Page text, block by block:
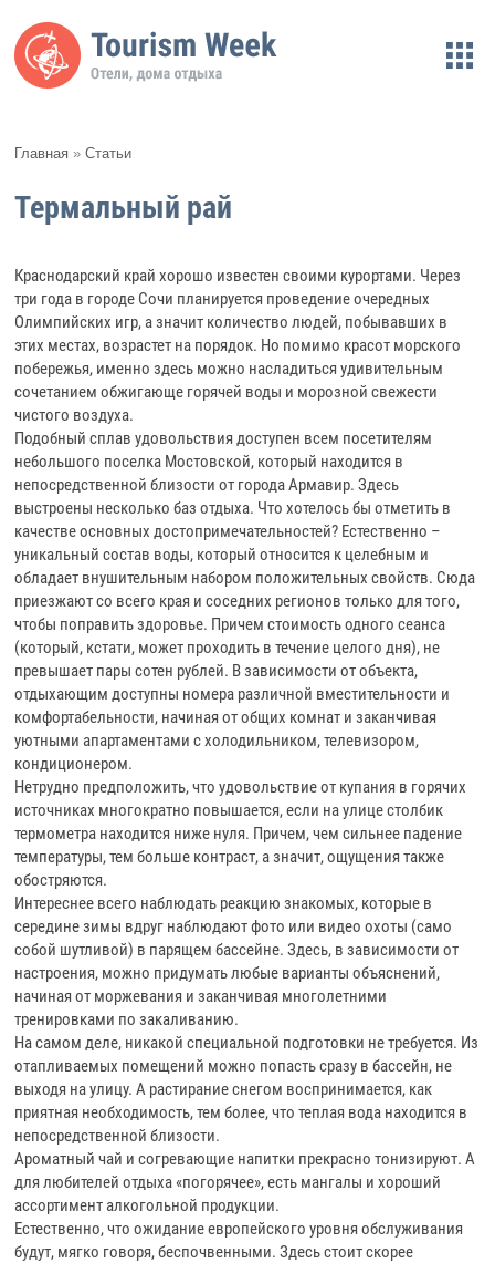
Главная »Статьи
Термальный рай
Краснодарский край хорошо известен своими курортами. Через
три года в городе Сочи планируется проведение очередных
Олимпийских игр, а значит количество людей, побывавших в
этих местах, возрастет на порядок. Но помимо красот морского
побережья, именно здесь можно насладиться удивительным
сочетанием обжигающе горячей воды и морозной свежести
чистого воздуха.
Подобный сплав удовольствия доступен всем посетителям
небольшого поселка Мостовской, который находится в
непосредственной близости от города Армавир. Здесь
выстроены несколько баз отдыха. Что хотелось бы отметить в
качестве основных достопримечательностей? Естественно –
уникальный состав воды, который относится к целебным и
обладает внушительным набором положительных свойств. Сюда
приезжают со всего края и соседних регионов только для того,
чтобы поправить здоровье. Причем стоимость одного сеанса
(который, кстати, может проходить в течение целого дня), не
превышает пары сотен рублей. В зависимости от объекта,
отдыхающим доступны номера различной вместительности и
комфортабельности, начиная от общих комнат и заканчивая
уютными апартаментами с холодильником, телевизором,
кондиционером.
Нетрудно предположить, что удовольствие от купания в горячих
источниках многократно повышается, если на улице столбик
термометра находится ниже нуля. Причем, чем сильнее падение
температуры, тем больше контраст, а значит, ощущения также
обостряются.
Интереснее всего наблюдать реакцию знакомых, которые в
середине зимы вдруг наблюдают фото или видео охоты (само
собой шутливой) в парящем бассейне. Здесь, в зависимости от
настроения, можно придумать любые варианты объяснений,
начиная от моржевания и заканчивая многолетними
тренировками по закаливанию.
На самом деле, никакой специальной подготовки не требуется. Из
отапливаемых помещений можно попасть сразу в бассейн, не
выходя на улицу. А растирание снегом воспринимается, как
приятная необходимость, тем более, что теплая вода находится в
непосредственной близости.
Ароматный чай и согревающие напитки прекрасно тонизируют. А
для любителей отдыха «погорячее», есть мангалы и хороший
ассортимент алкогольной продукции.
Естественно, что ожидание европейского уровня обслуживания
будут, мягко говоря, беспочвенными. Здесь стоит скорее